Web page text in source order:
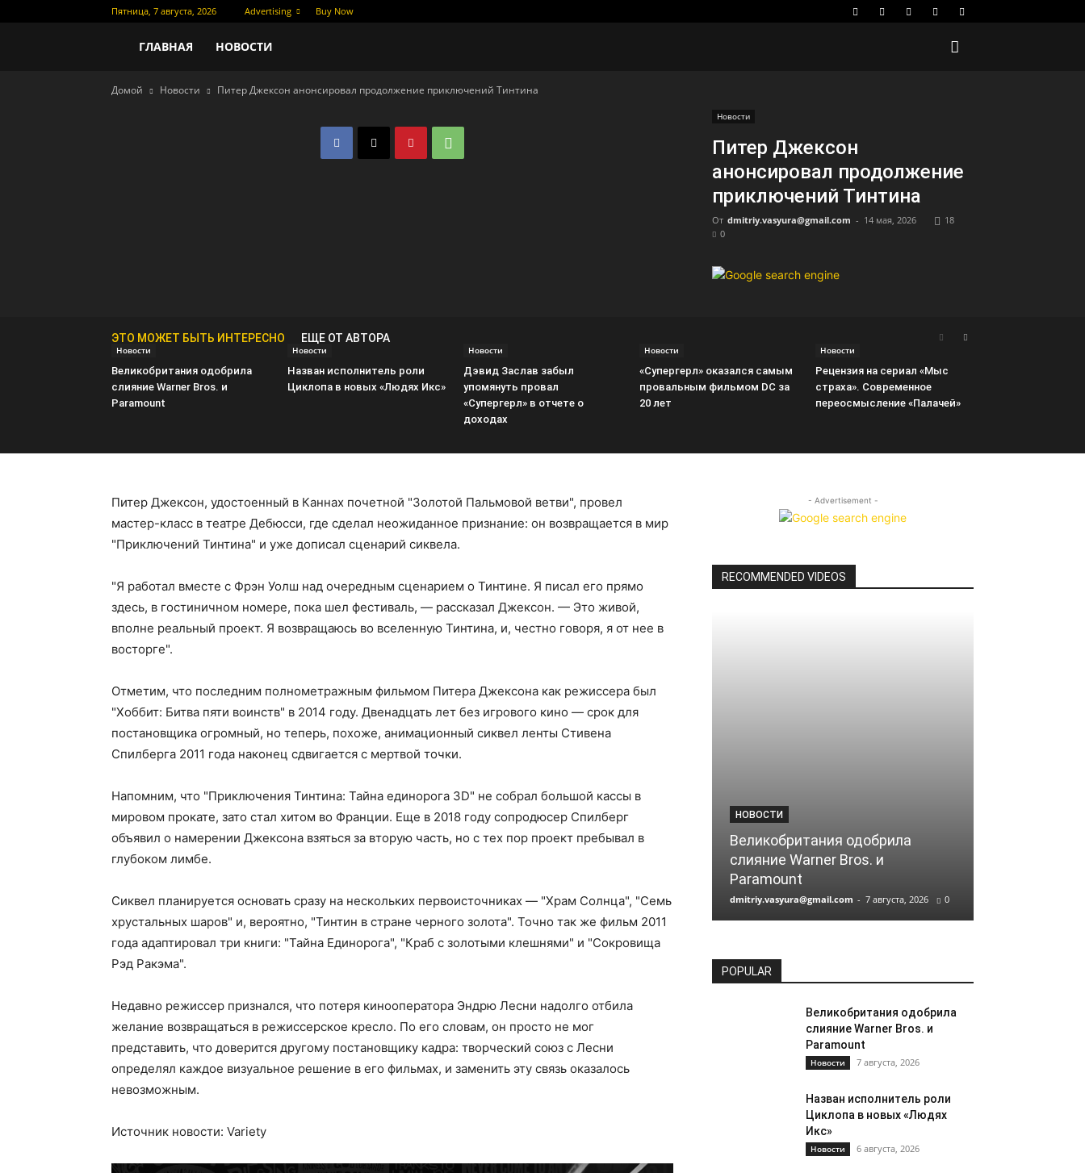
Пятница, 7 августа, 2026 Advertising Buy Now
Новости
кино
ГЛАВНАЯ НОВОСТИ
Домой Новости Питер Джексон анонсировал продолжение приключений Тинтина
Новости
Питер Джексон
анонсировал продолжение
приключений Тинтина
От dmitriy.vasyura@gmail.com - 14 мая, 2026
18
0
ЭТО МОЖЕТ БЫТЬ ИНТЕРЕСНО ЕЩЕ ОТ АВТОРА
Новости
Великобритания одобрила
слияние Warner Bros. и
Paramount
Новости
Назван исполнитель роли
Циклопа в новых «Людях Икс»
Новости
Дэвид Заслав забыл
упомянуть провал
«Супергерл» в отчете о
доходах
Новости
«Супергерл» оказался самым
провальным фильмом DC за
20 лет
Новости
Рецензия на сериал «Мыс
страха». Современное
переосмысление «Палачей»
Питер Джексон, удостоенный в Каннах почетной "Золотой Пальмовой ветви", провел
мастер-класс в театре Дебюсси, где сделал неожиданное признание: он возвращается в мир
"Приключений Тинтина" и уже дописал сценарий сиквела.
"Я работал вместе с Фрэн Уолш над очередным сценарием о Тинтине. Я писал его прямо
здесь, в гостиничном номере, пока шел фестиваль, — рассказал Джексон. — Это живой,
вполне реальный проект. Я возвращаюсь во вселенную Тинтина, и, честно говоря, я от нее в
восторге".
Отметим, что последним полнометражным фильмом Питера Джексона как режиссера был
"Хоббит: Битва пяти воинств" в 2014 году. Двенадцать лет без игрового кино — срок для
постановщика огромный, но теперь, похоже, анимационный сиквел ленты Стивена
Спилберга 2011 года наконец сдвигается с мертвой точки.
Напомним, что "Приключения Тинтина: Тайна единорога 3D" не собрал большой кассы в
мировом прокате, зато стал хитом во Франции. Еще в 2018 году сопродюсер Спилберг
объявил о намерении Джексона взяться за вторую часть, но с тех пор проект пребывал в
глубоком лимбе.
Сиквел планируется основать сразу на нескольких первоисточниках — "Храм Солнца", "Семь
хрустальных шаров" и, вероятно, "Тинтин в стране черного золота". Точно так же фильм 2011
года адаптировал три книги: "Тайна Единорога", "Краб с золотыми клешнями" и "Сокровища
Рэд Ракэма".
Недавно режиссер признался, что потеря кинооператора Эндрю Лесни надолго отбила
желание возвращаться в режиссерское кресло. По его словам, он просто не мог
представить, что доверится другому постановщику кадра: творческий союз с Лесни
определял каждое визуальное решение в его фильмах, и заменить эту связь оказалось
невозможным.
Источник новости: Variety
- Advertisement -
RECOMMENDED VIDEOS
НОВОСТИ
Великобритания одобрила
слияние Warner Bros. и
Paramount
dmitriy.vasyura@gmail.com - 7 августа, 2026 0
POPULAR
Великобритания одобрила
слияние Warner Bros. и
Paramount
Новости 7 августа, 2026
Назван исполнитель роли
Циклопа в новых «Людях
Икс»
Новости 6 августа, 2026